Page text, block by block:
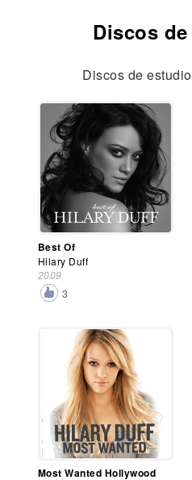
Discos
Discos de
Best Of
Hilary Duff
2009
3
Most Wanted Hollywood